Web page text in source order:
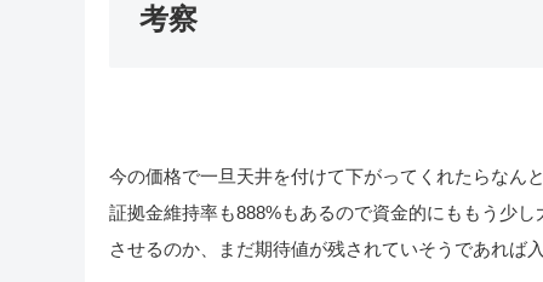
考察
今の価格で一旦天井を付けて下がってくれたらなん
証拠金維持率も888%もあるので資金的にももう少
させるのか、まだ期待値が残されていそうであれば